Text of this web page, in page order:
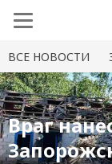
ВСЕ НОВОСТИ
Враг